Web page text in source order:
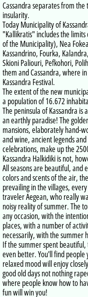
Cassandra separates from
insularity.
Today Municipality of
"Kallikratis" includes the limits
of the Municipality), Nea
Kassandrino, Fourka,
Skioni Paliouri, Pefkohori,
them and Cassandra, where
Kassandra Festival.
The extent of the new
a population of 16.672
The peninsula of Kassandra is
an earthly paradise! The
mansions, elaborately hand-
and wine, ancient legends
celebrations, make up the
Kassandra Halkidiki is not,
All seasons are beautiful, and
colors and scents of the air,
prevailing in the villages,
traveler Aegean, who really
noisy reality of summer. The
any occasion, with the
places, with a number of
necessarily, with the summer
If the summer spent
even better. You'll find
relaxed mood will enjoy
good old days not nothing
where people know how to
fun will win you!